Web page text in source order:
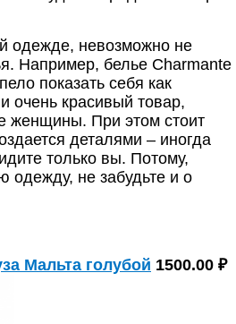
одежде, невозможно не
Например, белье Сharmante
показать себя как
очень красивый товар,
женщины. При этом стоит
деталями – иногда
только вы. Потому,
одежду, не забудьте и о
Мальта голубой 1500.00 ₽